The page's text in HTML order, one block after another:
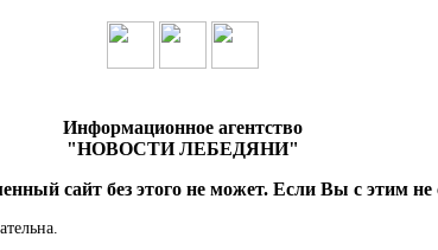
Информационное агентство
"НОВОСТИ ЛЕБЕДЯНИ"
сайт без этого не может. Если Вы с этим